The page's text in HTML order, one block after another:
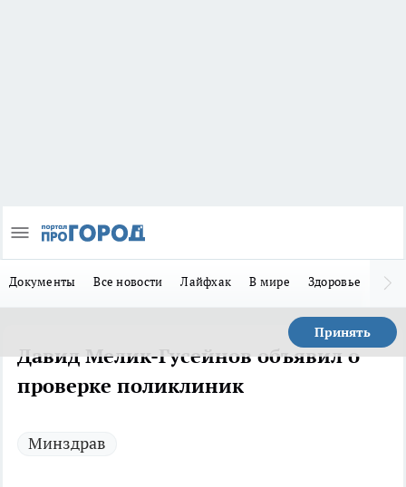
Документы Все новости Лайфхак В мире Здоровье
Принять
Давид Мелик-Гусейнов объявил о
проверке поликлиник
Минздрав